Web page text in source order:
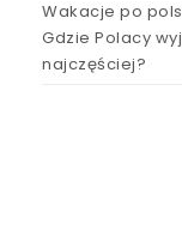
Wakacje po
Gdzie Polacy
najczęściej?